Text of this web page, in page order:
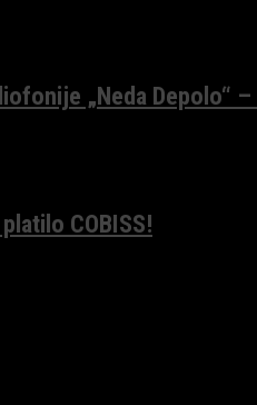
„Neda Depolo“
COBISS!